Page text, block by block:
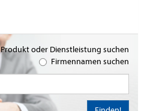
Produkt oder Dienstleistung suchen
Firmennamen suchen